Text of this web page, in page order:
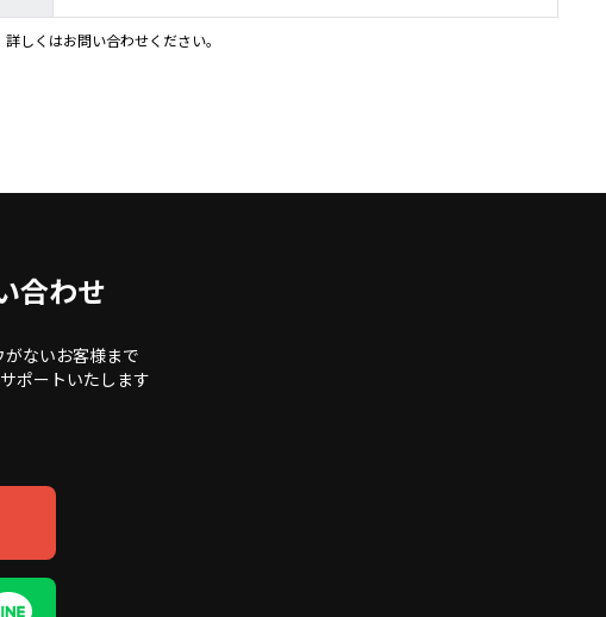
しくはお問い合わせください。
合わせ
ないお客様まで
ポートいたします